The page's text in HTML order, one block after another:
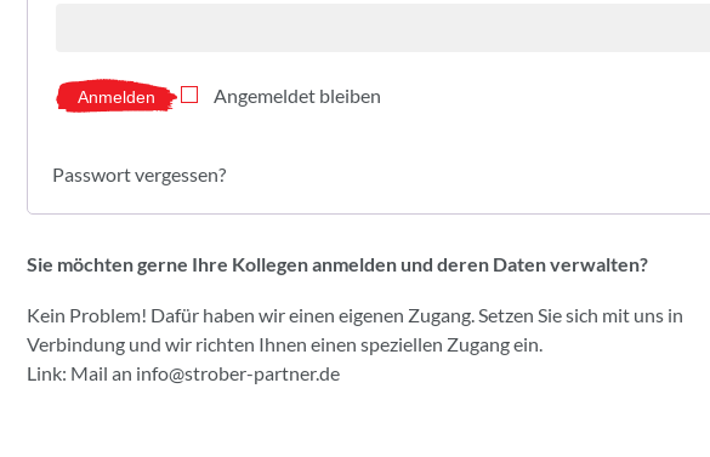
Anmelden Angemeldet bleiben
Passwort vergessen?
Sie möchten gerne Ihre Kollegen anmelden und deren Daten verwalten?
Kein Problem! Dafür haben wir einen eigenen Zugang. Setzen Sie sich mit uns in
Verbindung und wir richten Ihnen einen speziellen Zugang ein.
Link: Mail an info@strober-partner.de